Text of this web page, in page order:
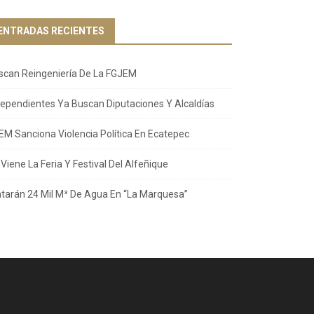
ENTRADAS RECIENTES
Reingeniería De La FGJEM
Ya Buscan Diputaciones Y Alcaldías
Sanciona Violencia Política En Ecatepec
La Feria Y Festival Del Alfeñique
24 Mil M³ De Agua En “La Marquesa”